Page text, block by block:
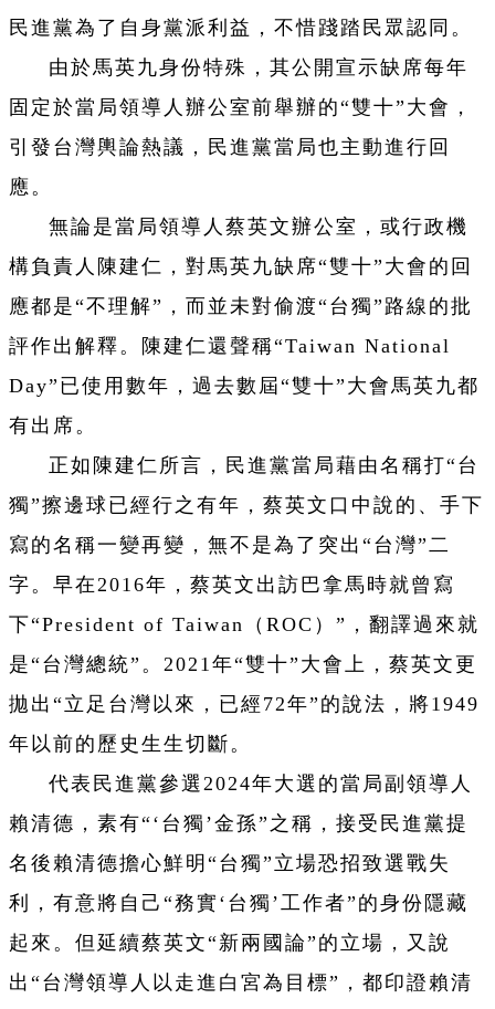
民進黨為了自身黨派利益，不惜踐踏民眾認同。
由於馬英九身份特殊，其公開宣示缺席每年
固定於當局領導人辦公室前舉辦的“雙十”大會，
引發台灣輿論熱議，民進黨當局也主動進行回
應。
無論是當局領導人蔡英文辦公室，或行政機
構負責人陳建仁，對馬英九缺席“雙十”大會的回
應都是“不理解”，而並未對偷渡“台獨”路線的批
評作出解釋。陳建仁還聲稱“Taiwan National
Day”已使用數年，過去數屆“雙十”大會馬英九都
有出席。
正如陳建仁所言，民進黨當局藉由名稱打“台
獨”擦邊球已經行之有年，蔡英文口中說的、手下
寫的名稱一變再變，無不是為了突出“台灣”二
字。早在2016年，蔡英文出訪巴拿馬時就曾寫
下“President of Taiwan（ROC）”，翻譯過來就
是“台灣總統”。2021年“雙十”大會上，蔡英文更
拋出“立足台灣以來，已經72年”的說法，將1949
年以前的歷史生生切斷。
代表民進黨參選2024年大選的當局副領導人
賴清德，素有“‘台獨’金孫”之稱，接受民進黨提
名後賴清德擔心鮮明“台獨”立場恐招致選戰失
利，有意將自己“務實‘台獨’工作者”的身份隱藏
起來。但延續蔡英文“新兩國論”的立場，又說
出“台灣領導人以走進白宮為目標”，都印證賴清